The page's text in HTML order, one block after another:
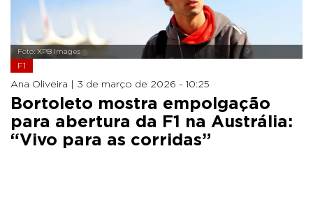
Foto: XPB Images
F1
Ana Oliveira | 3 de março de 2026 - 10:25
Bortoleto mostra empolgação
para abertura da F1 na Austrália:
“Vivo para as corridas”